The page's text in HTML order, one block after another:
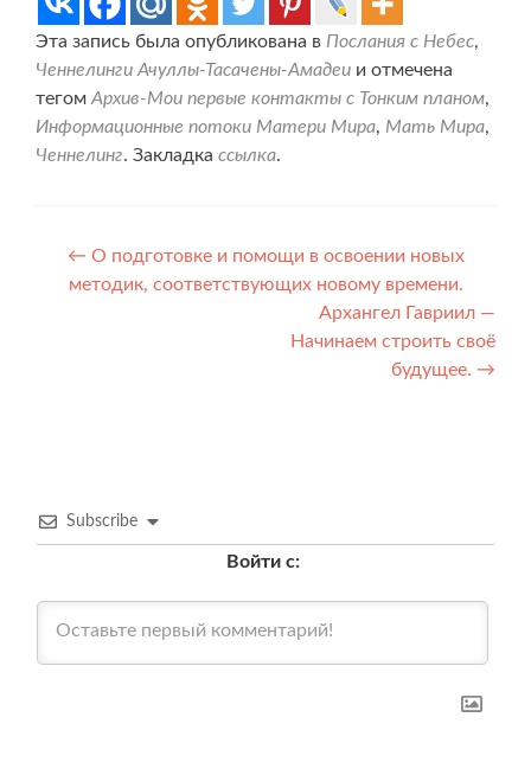
Эта запись была опубликована в Послания с Небес,
Ченнелинги Ачуллы-Тасачены-Амадеи и отмечена
тегом Архив-Мои первые контакты с Тонким планом,
Информационные потоки Матери Мира, Мать Мира,
Ченнелинг. Закладка ссылка.
Навигация
по
← О подготовке и помощи в освоении новых
методик, соответствующих новому времени.
Архангел Гавриил —
Начинаем строить своё
будущее. →
Subscribe
Войти с: